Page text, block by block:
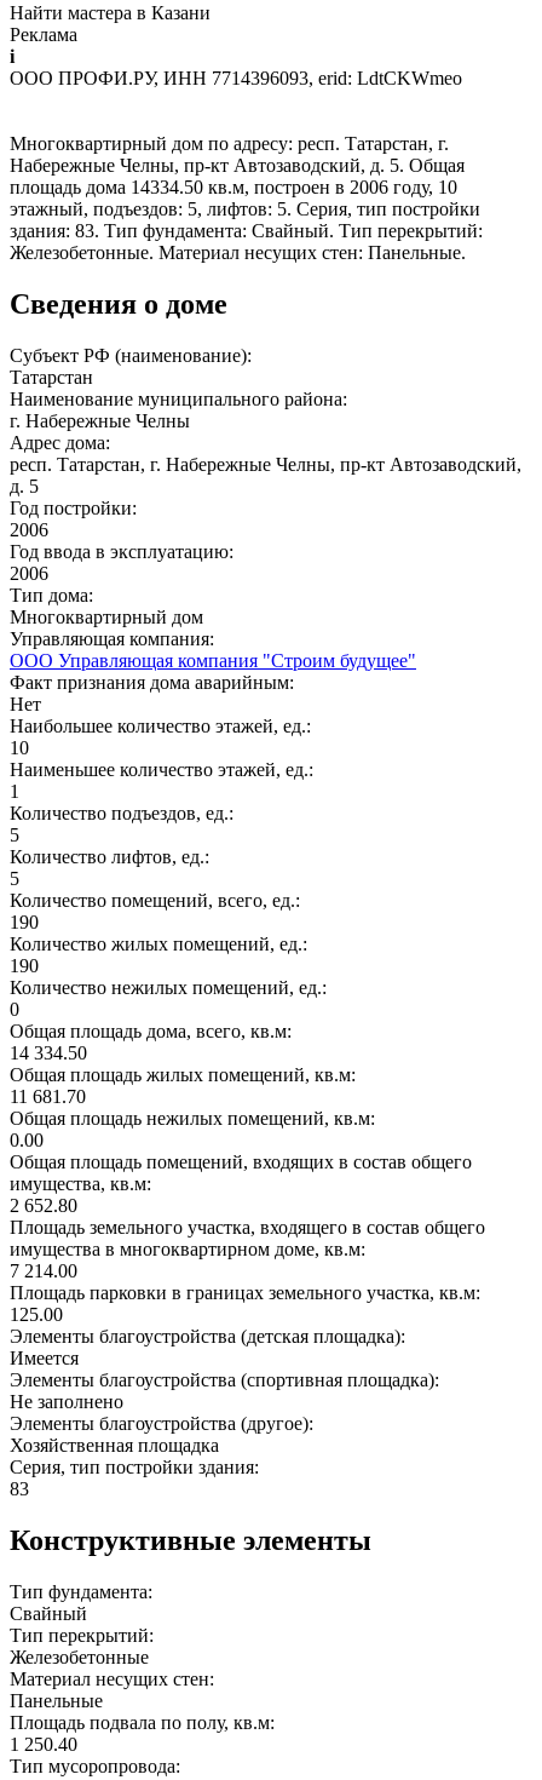
Найти мастера в Казани
Реклама
i
ООО ПРОФИ.РУ, ИНН 7714396093, erid: LdtCKWmeo
Многоквартирный дом по адресу: респ. Татарстан, г.
Набережные Челны, пр-кт Автозаводский, д. 5. Общая
площадь дома 14334.50 кв.м, построен в 2006 году, 10
этажный, подъездов: 5, лифтов: 5. Серия, тип постройки
здания: 83. Тип фундамента: Свайный. Тип перекрытий:
Железобетонные. Материал несущих стен: Панельные.
Сведения о доме
Субъект РФ (наименование):
Татарстан
Наименование муниципального района:
г. Набережные Челны
Адрес дома:
респ. Татарстан, г. Набережные Челны, пр-кт Автозаводский,
д. 5
Год постройки:
2006
Год ввода в эксплуатацию:
2006
Тип дома:
Многоквартирный дом
Управляющая компания:
ООО Управляющая компания "Строим будущее"
Факт признания дома аварийным:
Нет
Наибольшее количество этажей, ед.:
10
Наименьшее количество этажей, ед.:
1
Количество подъездов, ед.:
5
Количество лифтов, ед.:
5
Количество помещений, всего, ед.:
190
Количество жилых помещений, ед.:
190
Количество нежилых помещений, ед.:
0
Общая площадь дома, всего, кв.м:
14 334.50
Общая площадь жилых помещений, кв.м:
11 681.70
Общая площадь нежилых помещений, кв.м:
0.00
Общая площадь помещений, входящих в состав общего
имущества, кв.м:
2 652.80
Площадь земельного участка, входящего в состав общего
имущества в многоквартирном доме, кв.м:
7 214.00
Площадь парковки в границах земельного участка, кв.м:
125.00
Элементы благоустройства (детская площадка):
Имеется
Элементы благоустройства (спортивная площадка):
Не заполнено
Элементы благоустройства (другое):
Хозяйственная площадка
Серия, тип постройки здания:
83
Конструктивные элементы
Тип фундамента:
Свайный
Тип перекрытий:
Железобетонные
Материал несущих стен:
Панельные
Площадь подвала по полу, кв.м:
1 250.40
Тип мусоропровода: